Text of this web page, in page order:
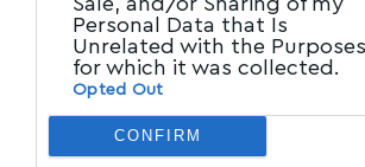
Personal Data that Is
Unrelated with the Purposes
for which it was collected.
Opted Out
CONFIRM
επικινδυνότητα της αξιόποινης
, ήτοι της παράλειψής τους
αποτρέψουν την διατάραξη και
κίνδυνο αν και υποχρεούνταν
παρά τούτο, αδιαφόρησαν και